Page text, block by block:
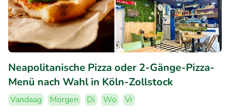
Neapolitanische Pizza oder 2-Gänge-Pizza-
Menü nach Wahl in Köln-Zollstock
Vandaag Morgen Di Wo
Vr